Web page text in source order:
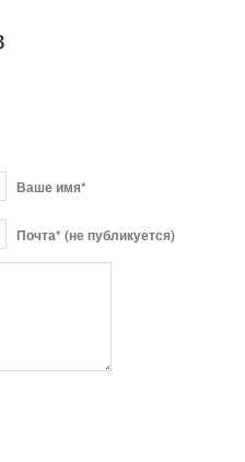
Ваше имя*
Почта* (не публикуется)